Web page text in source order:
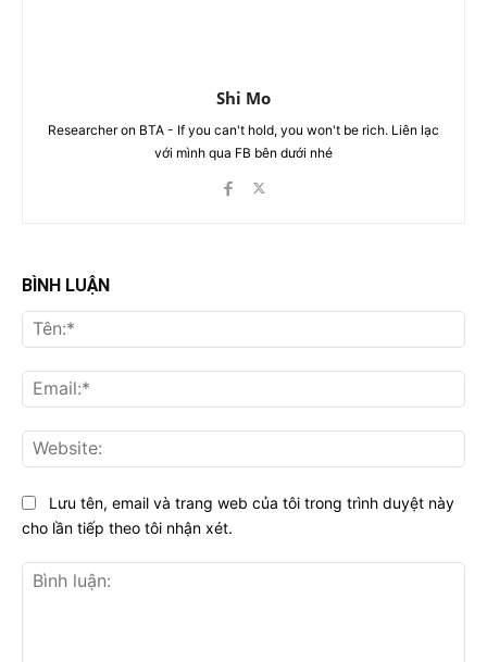
Shi Mo
Researcher on BTA - If you can't hold, you won't be rich. Liên lạc
với mình qua FB bên dưới nhé
BÌNH LUẬN
Lưu tên, email và trang web của tôi trong trình duyệt này
cho lần tiếp theo tôi nhận xét.